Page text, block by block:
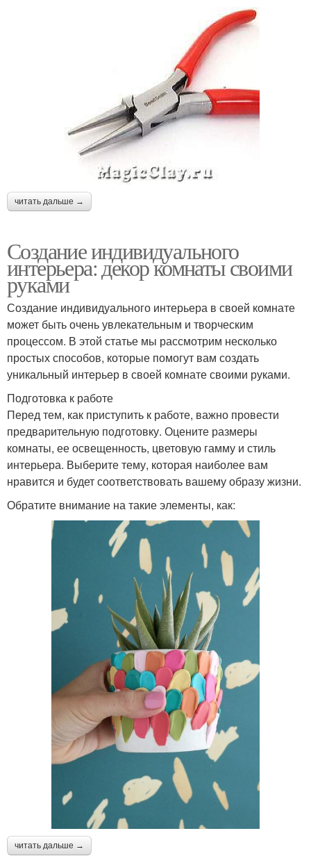
читать дальше →
Создание индивидуального
интерьера: декор комнаты своими
руками
Создание индивидуального интерьера в своей комнате
может быть очень увлекательным и творческим
процессом. В этой статье мы рассмотрим несколько
простых способов, которые помогут вам создать
уникальный интерьер в своей комнате своими руками.
Подготовка к работе
Перед тем, как приступить к работе, важно провести
предварительную подготовку. Оцените размеры
комнаты, ее освещенность, цветовую гамму и стиль
интерьера. Выберите тему, которая наиболее вам
нравится и будет соответствовать вашему образу жизни.
Обратите внимание на такие элементы, как:
читать дальше →